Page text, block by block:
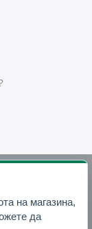
на магазина,
да